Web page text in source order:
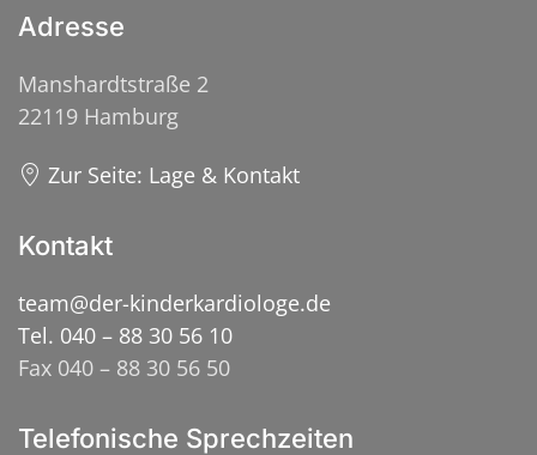
Adresse
Manshardtstraße 2
22119 Hamburg
Zur Seite: Lage & Kontakt
Kontakt
team@der-kinderkardiologe.de
Tel. 040 – 88 30 56 10
Fax 040 – 88 30 56 50
Telefonische Sprechzeiten